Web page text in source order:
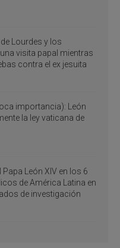
Lourdes y los
visita papal mientras
contra el ex jesuita
importancia): León
la ley vaticana de
León XIV en los 6
de América Latina en
de investigación